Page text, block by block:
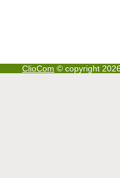
ClioCom © copyright